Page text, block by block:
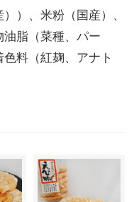
）、米粉（国産）、
油脂（菜種、パー
料（紅麹、アナト